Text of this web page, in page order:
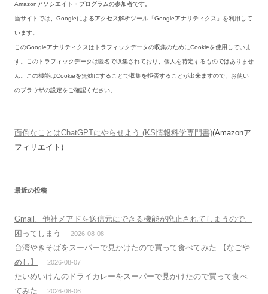
Amazonアソシエイト・プログラムの参加者です。
当サイトでは、Googleによるアクセス解析ツール「Googleアナリティクス」を利用して
います。
このGoogleアナリティクスはトラフィックデータの収集のためにCookieを使用していま
す。このトラフィックデータは匿名で収集されており、個人を特定するものではありませ
ん。この機能はCookieを無効にすることで収集を拒否することが出来ますので、お使い
のブラウザの設定をご確認ください。
面倒なことはChatGPTにやらせよう (KS情報科学専門書)(Amazonア
フィリエイト)
最近の投稿
Gmail、他社メアドを送信元にできる機能が廃止されてしまうので、
困ってしまう
2026-08-08
台湾やきそばをスーパーで見かけたので買って食べてみた 【なごや
めし】
2026-08-07
たいめいけんのドライカレーをスーパーで見かけたので買って食べ
てみた
2026-08-06